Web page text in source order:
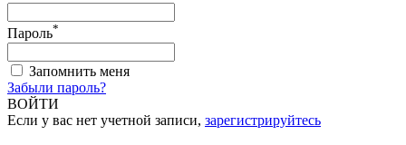
Пароль*
Запомнить меня
Забыли пароль?
ВОЙТИ
Если у вас нет учетной записи, зарегистрируйтесь